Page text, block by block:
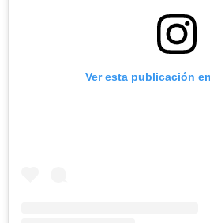
Ver esta publicación